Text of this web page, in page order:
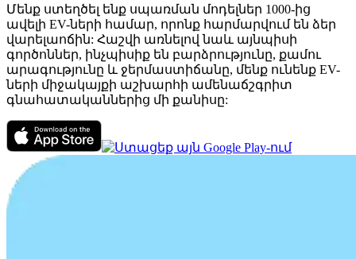
Մենք ստեղծել ենք սպառման մոդելներ 1000-ից
ավելի EV-ների համար, որոնք հարմարվում են ձեր
վարելաոճին: Հաշվի առնելով նաև այնպիսի
գործոններ, ինչպիսիք են բարձրությունը, քամու
արագությունը և ջերմաստիճանը, մենք ունենք EV-
ների միջակայքի աշխարհի ամենաճշգրիտ
գնահատականներից մի քանիսը: